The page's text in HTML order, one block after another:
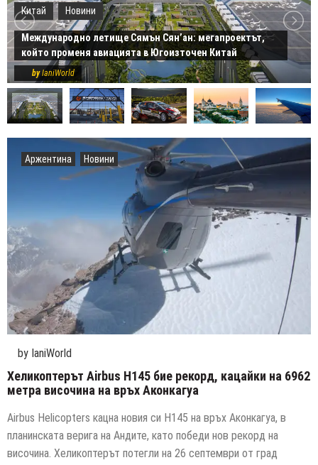
Китай Новини
Международно летище Сямън Сян’ан: мегапроектът,
който променя авиацията в Югоизточен Китай
byIaniWorld
Аржентина Новини
by IaniWorld
Хеликоптерът Airbus H145 бие рекорд, кацайки на 6962
метра височина на връх Аконкагуа
Airbus Helicopters кацна новия си H145 на връх Аконкагуа, в
планинската верига на Андите, като победи нов рекорд на
височина. Хеликоптерът потегли на 26 септември от град